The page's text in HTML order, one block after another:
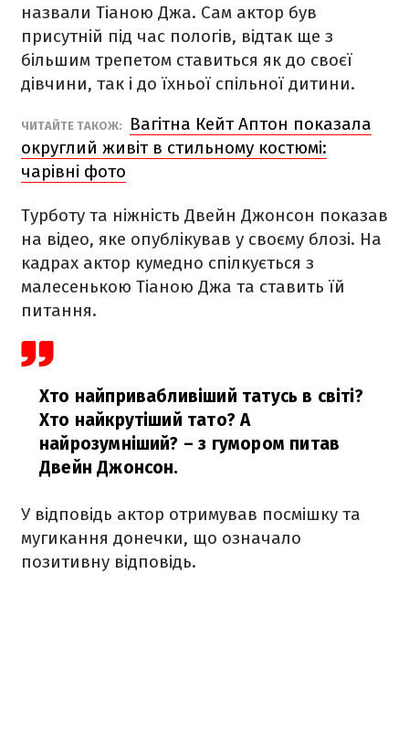
назвали Тіаною Джа. Сам актор був
присутній під час пологів, відтак ще з
більшим трепетом ставиться як до своєї
дівчини, так і до їхньої спільної дитини.
ЧИТАЙТЕ ТАКОЖ:
Вагітна Кейт Аптон показала
округлий живіт в стильному костюмі:
чарівні фото
Турботу та ніжність Двейн Джонсон показав
на відео, яке опублікував у своєму блозі. На
кадрах актор кумедно спілкується з
малесенькою Тіаною Джа та ставить їй
питання.
Хто найпривабливіший татусь в світі?
Хто найкрутіший тато? А
найрозумніший? – з гумором питав
Двейн Джонсон.
У відповідь актор отримував посмішку та
мугикання донечки, що означало
позитивну відповідь.